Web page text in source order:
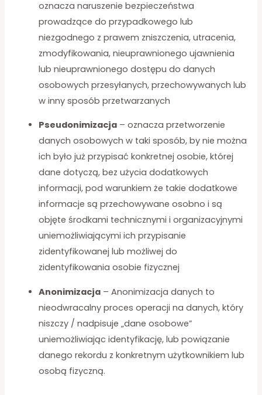
oznacza naruszenie bezpieczeństwa
prowadzące do przypadkowego lub
niezgodnego z prawem zniszczenia, utracenia,
zmodyfikowania, nieuprawnionego ujawnienia
lub nieuprawnionego dostępu do danych
osobowych przesyłanych, przechowywanych lub
w inny sposób przetwarzanych
Pseudonimizacja – oznacza przetworzenie
danych osobowych w taki sposób, by nie można
ich było już przypisać konkretnej osobie, której
dane dotyczą, bez użycia dodatkowych
informacji, pod warunkiem że takie dodatkowe
informacje są przechowywane osobno i są
objęte środkami technicznymi i organizacyjnymi
uniemożliwiającymi ich przypisanie
zidentyfikowanej lub możliwej do
zidentyfikowania osobie fizycznej
Anonimizacja – Anonimizacja danych to
nieodwracalny proces operacji na danych, który
niszczy / nadpisuje „dane osobowe”
uniemożliwiając identyfikację, lub powiązanie
danego rekordu z konkretnym użytkownikiem lub
osobą fizyczną.